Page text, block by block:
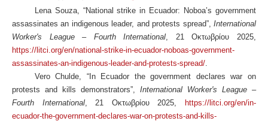
Lena Souza, “National strike in Ecuador: Noboa’s government
assassinates an indigenous leader, and protests spread”, International
Worker's League – Fourth International, 21 Οκτωβρίου 2025,
https://litci.org/en/national-strike-in-ecuador-noboas-government-
assassinates-an-indigenous-leader-and-protests-spread/.
Vero Chulde, “In Ecuador the government declares war on
protests and kills demonstrators”, International Worker's League –
Fourth International, 21 Οκτωβρίου 2025,
https://litci.org/en/in-
ecuador-the-government-declares-war-on-protests-and-kills-